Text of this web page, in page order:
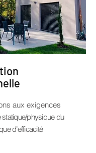
aux exigences
physique du
d’efficacité